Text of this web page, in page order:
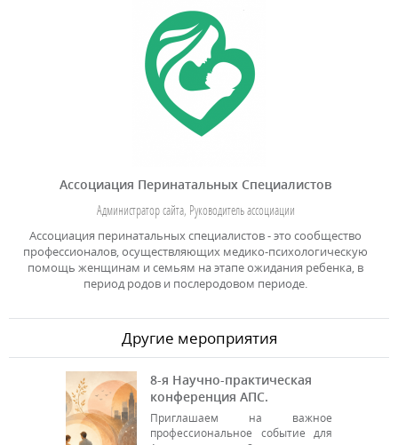
Ассоциация Перинатальных Специалистов
Администратор сайта, Руководитель ассоциации
Ассоциация перинатальных специалистов - это сообщество
профессионалов, осуществляющих медико-психологическую
помощь женщинам и семьям на этапе ожидания ребенка, в
период родов и послеродовом периоде.
Другие мероприятия
8-я Научно-практическая
конференция АПС.
Приглашаем на важное
профессиональное событие для